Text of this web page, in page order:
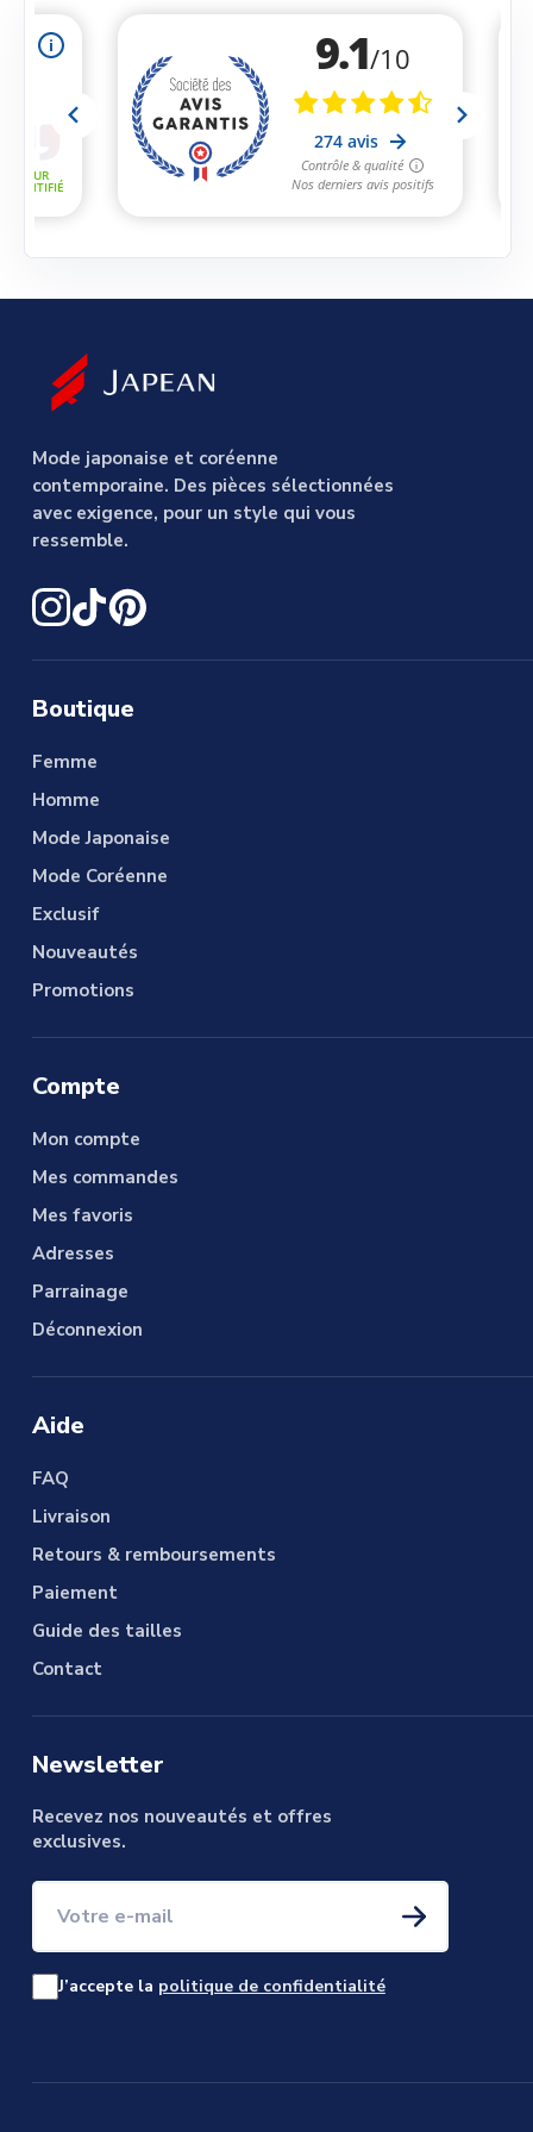
Mode japonaise et coréenne
contemporaine. Des pièces sélectionnées
avec exigence, pour un style qui vous
ressemble.
Boutique
Femme
Homme
Mode Japonaise
Mode Coréenne
Exclusif
Nouveautés
Promotions
Compte
Mon compte
Mes commandes
Mes favoris
Adresses
Parrainage
Déconnexion
Aide
FAQ
Livraison
Retours & remboursements
Paiement
Guide des tailles
Contact
Newsletter
Recevez nos nouveautés et offres
exclusives.
J’accepte la politique de confidentialité